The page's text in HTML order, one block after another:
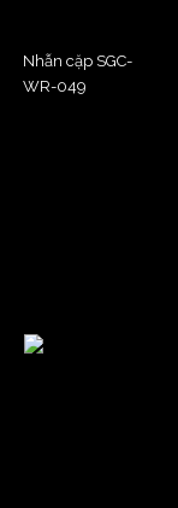
Nhẫn cặp SGC-
WR-049